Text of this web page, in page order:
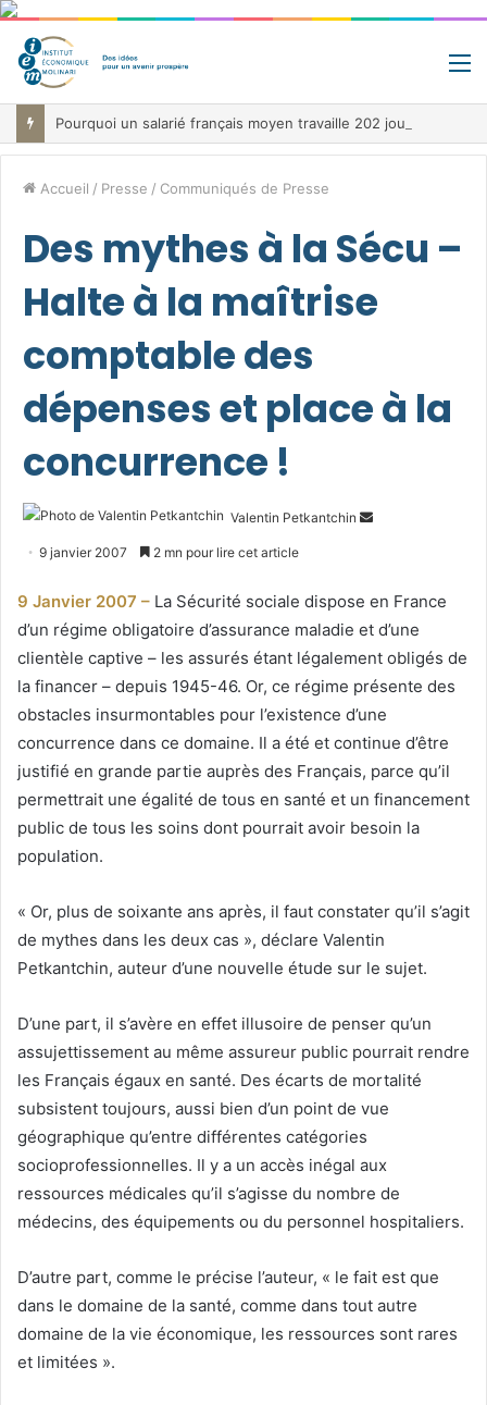
Accueil / Presse / Communiqués de Presse
Des mythes à la Sécu –
Halte à la maîtrise
comptable des
dépenses et place à la
concurrence !
Valentin Petkantchin
Envoyer
9 janvier 2007 2 mn pour lire cet article
9 Janvier 2007 – La Sécurité sociale dispose en France
d’un régime obligatoire d’assurance maladie et d’une
clientèle captive – les assurés étant légalement obligés de
la financer – depuis 1945-46. Or, ce régime présente des
obstacles insurmontables pour l’existence d’une
concurrence dans ce domaine. Il a été et continue d’être
justifié en grande partie auprès des Français, parce qu’il
permettrait une égalité de tous en santé et un financement
public de tous les soins dont pourrait avoir besoin la
population.
« Or, plus de soixante ans après, il faut constater qu’il s’agit
de mythes dans les deux cas », déclare Valentin
Petkantchin, auteur d’une nouvelle étude sur le sujet.
D’une part, il s’avère en effet illusoire de penser qu’un
assujettissement au même assureur public pourrait rendre
les Français égaux en santé. Des écarts de mortalité
subsistent toujours, aussi bien d’un point de vue
géographique qu’entre différentes catégories
socioprofessionnelles. Il y a un accès inégal aux
ressources médicales qu’il s’agisse du nombre de
médecins, des équipements ou du personnel hospitaliers.
D’autre part, comme le précise l’auteur, « le fait est que
dans le domaine de la santé, comme dans tout autre
domaine de la vie économique, les ressources sont rares
et limitées ».